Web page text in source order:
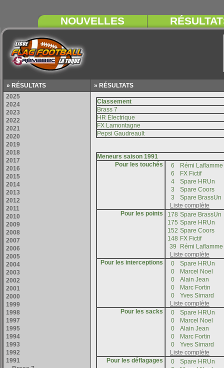
» RÉSULTATS » RÉSULTATS
Pour les touchés
Pour les points
Pour les interceptions
Pour les sacks
Pour les déflagages